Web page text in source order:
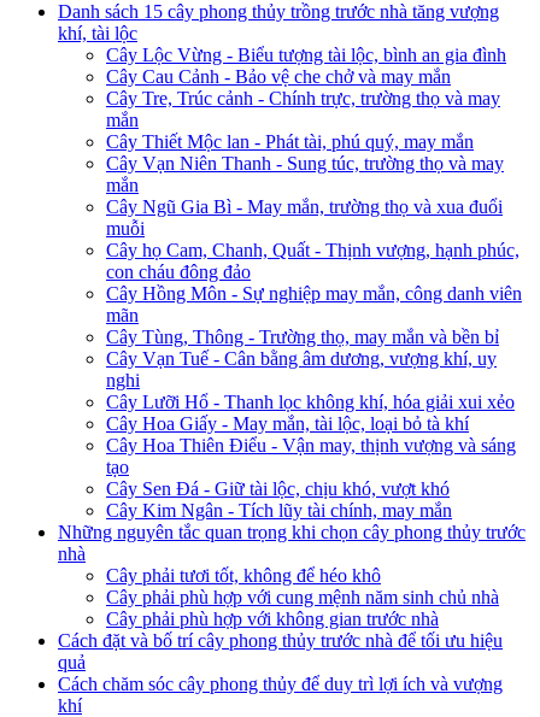
Danh sách 15 cây phong thủy trồng trước nhà tăng vượng
khí, tài lộc
Cây Lộc Vừng - Biểu tượng tài lộc, bình an gia đình
Cây Cau Cảnh - Bảo vệ che chở và may mắn
Cây Tre, Trúc cảnh - Chính trực, trường thọ và may
mắn
Cây Thiết Mộc lan - Phát tài, phú quý, may mắn
Cây Vạn Niên Thanh - Sung túc, trường thọ và may
mắn
Cây Ngũ Gia Bì - May mắn, trường thọ và xua đuổi
muỗi
Cây họ Cam, Chanh, Quất - Thịnh vượng, hạnh phúc,
con cháu đông đảo
Cây Hồng Môn - Sự nghiệp may mắn, công danh viên
mãn
Cây Tùng, Thông - Trường thọ, may mắn và bền bỉ
Cây Vạn Tuế - Cân bằng âm dương, vượng khí, uy
nghi
Cây Lưỡi Hổ - Thanh lọc không khí, hóa giải xui xẻo
Cây Hoa Giấy - May mắn, tài lộc, loại bỏ tà khí
Cây Hoa Thiên Điểu - Vận may, thịnh vượng và sáng
tạo
Cây Sen Đá - Giữ tài lộc, chịu khó, vượt khó
Cây Kim Ngân - Tích lũy tài chính, may mắn
Những nguyên tắc quan trọng khi chọn cây phong thủy trước
nhà
Cây phải tươi tốt, không để héo khô
Cây phải phù hợp với cung mệnh năm sinh chủ nhà
Cây phải phù hợp với không gian trước nhà
Cách đặt và bố trí cây phong thủy trước nhà để tối ưu hiệu
quả
Cách chăm sóc cây phong thủy để duy trì lợi ích và vượng
khí